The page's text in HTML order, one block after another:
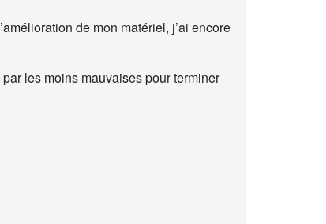
de mon matériel, j’ai encore
les moins mauvaises pour terminer